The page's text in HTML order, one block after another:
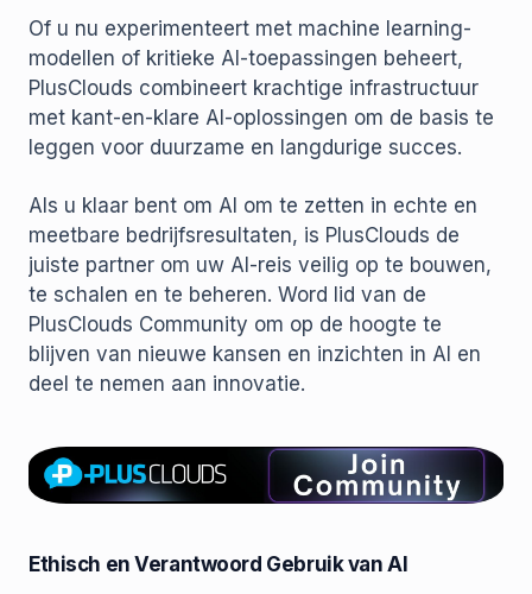
Of u nu experimenteert met machine learning-
modellen of kritieke AI-toepassingen beheert,
PlusClouds combineert krachtige infrastructuur
met kant-en-klare AI-oplossingen om de basis te
leggen voor duurzame en langdurige succes.
Als u klaar bent om AI om te zetten in echte en
meetbare bedrijfsresultaten, is PlusClouds de
juiste partner om uw AI-reis veilig op te bouwen,
te schalen en te beheren. Word lid van de
PlusClouds Community om op de hoogte te
blijven van nieuwe kansen en inzichten in AI en
deel te nemen aan innovatie.
Ethisch en Verantwoord Gebruik van AI